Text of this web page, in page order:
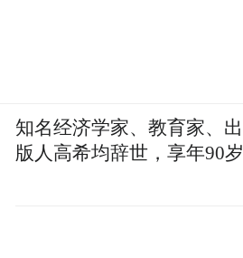
知名经济学家、教育家、出
版人高希均辞世，享年90岁